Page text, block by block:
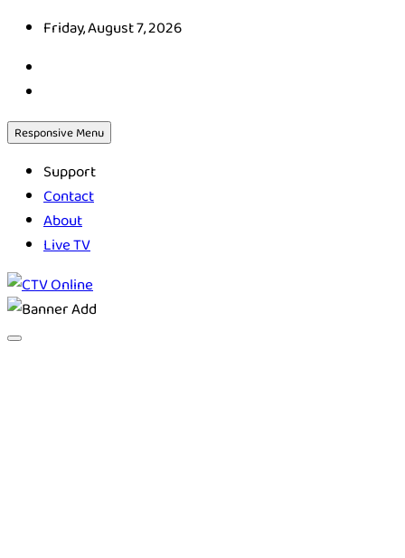
Skip
content
Friday, August 7, 2026
Responsive Menu
Support
Contact
About
Live TV
CTV Online